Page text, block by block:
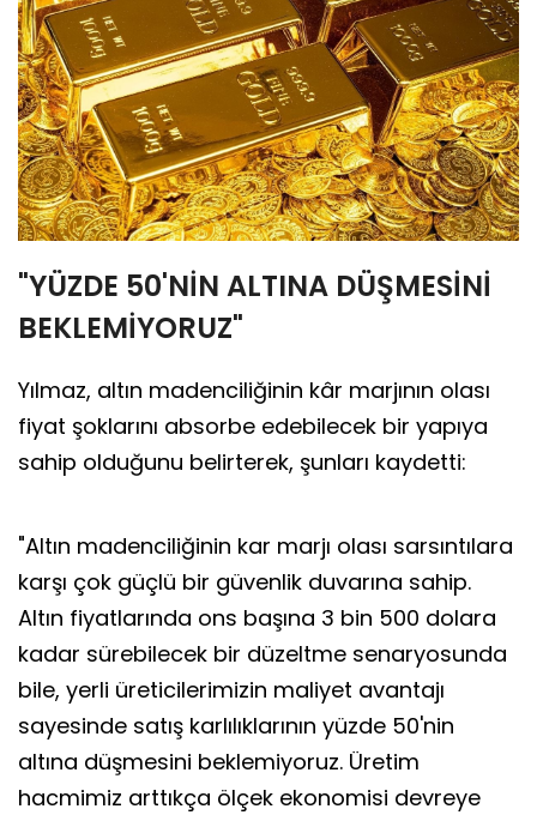
"YÜZDE 50'NİN ALTINA DÜŞMESİNİ
BEKLEMİYORUZ"
Yılmaz, altın madenciliğinin kâr marjının olası
fiyat şoklarını absorbe edebilecek bir yapıya
sahip olduğunu belirterek, şunları kaydetti:
"Altın madenciliğinin kar marjı olası sarsıntılara
karşı çok güçlü bir güvenlik duvarına sahip.
Altın fiyatlarında ons başına 3 bin 500 dolara
kadar sürebilecek bir düzeltme senaryosunda
bile, yerli üreticilerimizin maliyet avantajı
sayesinde satış karlılıklarının yüzde 50'nin
altına düşmesini beklemiyoruz. Üretim
hacmimiz arttıkça ölçek ekonomisi devreye